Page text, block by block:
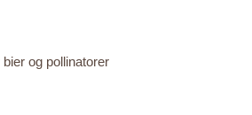
og pollinatorer